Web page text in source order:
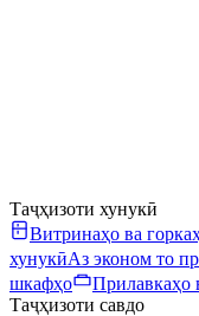
Таҷҳизоти хунукӣ
Витринаҳо ва
хунукӣАз эконом то
шкафҳо
Прилавкаҳо
Таҷҳизоти савдо